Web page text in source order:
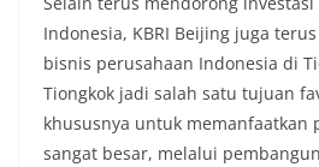
Indonesia, KBRI Beijing juga
bisnis perusahaan Indonesia di
Tiongkok jadi salah satu tujuan
khususnya untuk memanfaatkan
sangat besar, melalui